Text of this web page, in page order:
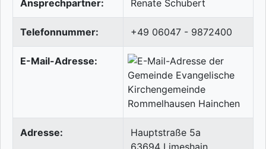
Ansprechpartner: Renate Schubert
Telefonnummer: +49 06047 - 9872400
E-Mail-Adresse:
Adresse:
Hauptstraße 5a